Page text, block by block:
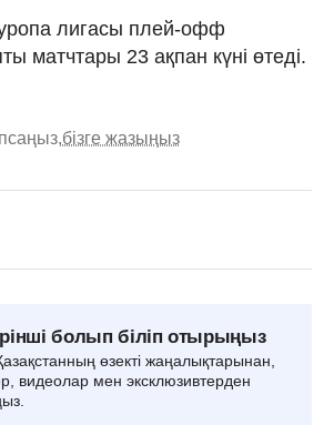
лигасы плей-офф
матчтары 23 ақпан күні өтеді.
бізге жазыңыз
болып біліп отырыңыз
өзекті жаңалықтарынан,
видеолар мен эксклюзивтерден